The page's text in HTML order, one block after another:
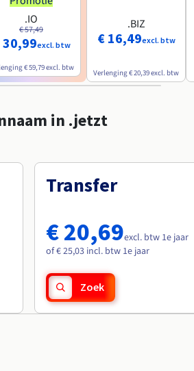
.IO
€ 57,49
30,99excl. btw
€ 59,79excl. btw
.BIZ
€ 16,49excl. btw
Verlenging € 20,39excl. btw
in .jetzt
Transfer
€ 20,69excl. btw 1e jaar
of € 25,03 incl. btw 1e jaar
Zoek